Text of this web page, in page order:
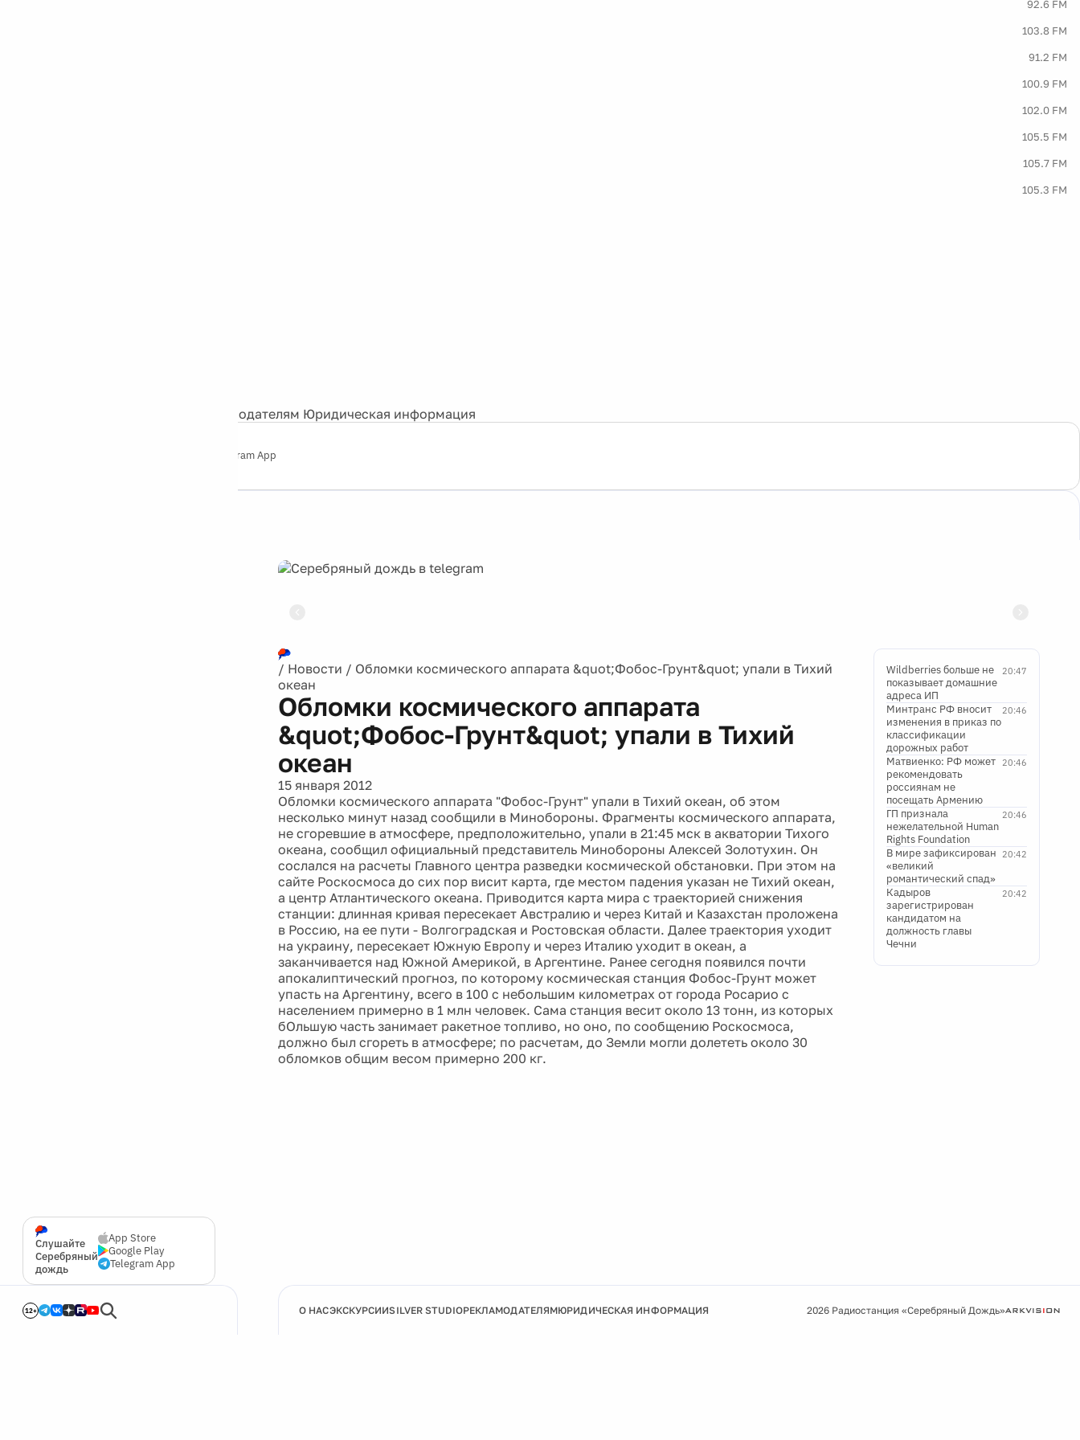
92.6 FM
103.8 FM
91.2 FM
100.9 FM
102.0 FM
105.5 FM
105.7 FM
105.3 FM
Рекламодателям Юридическая информация
Telegram App
Слушайте
Серебряный
дождь
App Store
Google Play
Telegram App
12+
/ Новости / Обломки космического аппарата &quot;Фобос-Грунт&quot; упали в Тихий
океан
Обломки космического аппарата
&quot;Фобос-Грунт&quot; упали в Тихий
океан
15 января 2012
Обломки космического аппарата "Фобос-Грунт" упали в Тихий океан, об этом
несколько минут назад сообщили в Минобороны. Фрагменты космического аппарата,
не сгоревшие в атмосфере, предположительно, упали в 21:45 мск в акватории Тихого
океана, сообщил официальный представитель Минобороны Алексей Золотухин. Он
сослался на расчеты Главного центра разведки космической обстановки. При этом на
сайте Роскосмоса до сих пор висит карта, где местом падения указан не Тихий океан,
а центр Атлантического океана. Приводится карта мира с траекторией снижения
станции: длинная кривая пересекает Австралию и через Китай и Казахстан проложена
в Россию, на ее пути - Волгоградская и Ростовская области. Далее траектория уходит
на украину, пересекает Южную Европу и через Италию уходит в океан, а
заканчивается над Южной Америкой, в Аргентине. Ранее сегодня появился почти
апокалиптический прогноз, по которому космическая станция Фобос-Грунт может
упасть на Аргентину, всего в 100 с небольшим километрах от города Росарио с
населением примерно в 1 млн человек. Сама станция весит около 13 тонн, из которых
бОльшую часть занимает ракетное топливо, но оно, по сообщению Роскосмоса,
должно был сгореть в атмосфере; по расчетам, до Земли могли долететь около 30
обломков общим весом примерно 200 кг.
20:47
Wildberries больше не
показывает домашние
адреса ИП
20:46
Минтранс РФ вносит
изменения в приказ по
классификации
дорожных работ
20:46
Матвиенко: РФ может
рекомендовать
россиянам не
посещать Армению
20:46
ГП признала
нежелательной Human
Rights Foundation
20:42
В мире зафиксирован
«великий
романтический спад»
20:42
Кадыров
зарегистрирован
кандидатом на
должность главы
Чечни
О НАСЭКСКУРСИИSILVER STUDIOРЕКЛАМОДАТЕЛЯМЮРИДИЧЕСКАЯ ИНФОРМАЦИЯ 2026 Радиостанция «Серебряный Дождь»